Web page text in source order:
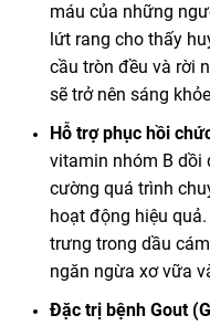
máu của những
lứt rang cho thấy
cầu tròn đều và rời
sẽ trở nên sáng
Hỗ trợ phục hồi
vitamin nhóm B dồi
cường quá trình
hoạt động hiệu
trưng trong dầu
ngăn ngừa xơ vữa
Đặc trị bệnh Gout